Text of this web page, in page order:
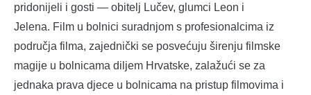
pridonijeli i gosti — obitelj Lučev, glumci Leon i
Jelena. Film u bolnici suradnjom s profesionalcima iz
područja filma, zajednički se posvećuju širenju filmske
magije u bolnicama diljem Hrvatske, zalažući se za
jednaka prava djece u bolnicama na pristup filmovima i